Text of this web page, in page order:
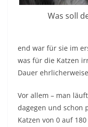
Was soll
end war für sie im
was für die Katzen
Dauer
Vor allem – man
dagegen und schon
Katzen von 0 auf